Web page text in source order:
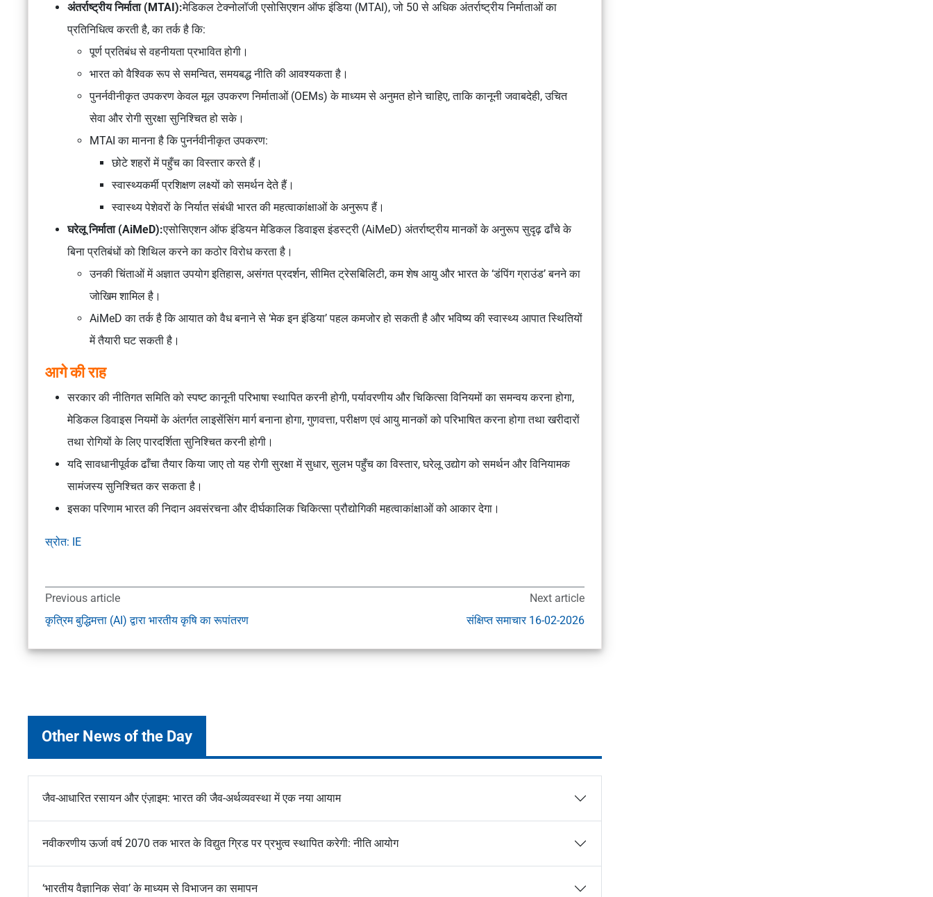
अंतर्राष्ट्रीय निर्माता (MTAI):मेडिकल टेक्नोलॉजी एसोसिएशन ऑफ इंडिया (MTAI), जो 50 से अधिक अंतर्राष्ट्रीय निर्माताओं का
प्रतिनिधित्व करती है, का तर्क है कि:
पूर्ण प्रतिबंध से वहनीयता प्रभावित होगी।
भारत को वैश्विक रूप से समन्वित, समयबद्ध नीति की आवश्यकता है।
पुनर्नवीनीकृत उपकरण केवलमूल उपकरण निर्माताओं (OEMs) के माध्यम से अनुमत होने चाहिए, ताकि कानूनी जवाबदेही, उचित
सेवा और रोगी सुरक्षा सुनिश्चित हो सके।
MTAI का मानना है कि पुनर्नवीनीकृत उपकरण:
छोटे शहरों में पहुँच का विस्तार करते हैं।
स्वास्थ्यकर्मी प्रशिक्षण लक्ष्यों को समर्थन देते हैं।
स्वास्थ्य पेशेवरों के निर्यात संबंधी भारत की महत्वाकांक्षाओं के अनुरूप हैं।
घरेलू निर्माता (AiMeD):एसोसिएशन ऑफ इंडियन मेडिकल डिवाइस इंडस्ट्री (AiMeD) अंतर्राष्ट्रीय मानकों के अनुरूप सुदृढ़ ढाँचे के
बिना प्रतिबंधों को शिथिल करने का कठोर विरोध करता है।
उनकी चिंताओं में अज्ञात उपयोग इतिहास, असंगत प्रदर्शन, सीमित ट्रेसबिलिटी, कम शेष आयु और भारत के ‘डंपिंग ग्राउंड’ बनने का
जोखिम शामिल है।
AiMeD का तर्क है कि आयात को वैध बनाने से ‘मेक इन इंडिया’ पहल कमजोर हो सकती है और भविष्य की स्वास्थ्य आपात स्थितियों
में तैयारी घट सकती है।
आगे की राह
सरकार की नीतिगत समिति को स्पष्ट कानूनी परिभाषा स्थापित करनी होगी, पर्यावरणीय और चिकित्सा विनियमों का समन्वय करना होगा,
मेडिकल डिवाइस नियमोंके अंतर्गत लाइसेंसिंग मार्ग बनाना होगा, गुणवत्ता, परीक्षण एवं आयु मानकों को परिभाषित करना होगा तथा खरीदारों
तथा रोगियों के लिए पारदर्शिता सुनिश्चित करनी होगी।
यदि सावधानीपूर्वक ढाँचा तैयार किया जाए तो यह रोगी सुरक्षा में सुधार, सुलभ पहुँच का विस्तार, घरेलू उद्योग को समर्थन और विनियामक
सामंजस्य सुनिश्चित कर सकता है।
इसका परिणाम भारत की निदान अवसंरचना और दीर्घकालिक चिकित्सा प्रौद्योगिकी महत्वाकांक्षाओं को आकार देगा।
स्रोत: IE
Previous article
कृत्रिम बुद्धिमत्ता (AI) द्वारा भारतीय कृषि का रूपांतरण
Next article
संक्षिप्त समाचार 16-02-2026
Other News of the Day
जैव-आधारित रसायन और एंज़ाइम: भारत की जैव-अर्थव्यवस्था में एक नया आयाम
नवीकरणीय ऊर्जा वर्ष 2070 तक भारत के विद्युत ग्रिड पर प्रभुत्व स्थापित करेगी: नीति आयोग
‘भारतीय वैज्ञानिक सेवा’ के माध्यम से विभाजन का समापन